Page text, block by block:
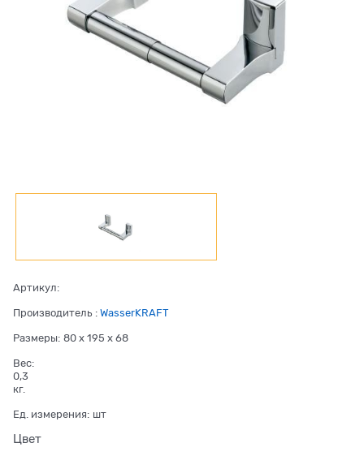
Артикул:
Производитель : WasserKRAFT
Размеры: 80 x 195 x 68
Вес:
0,3
кг.
Ед. измерения: шт
Цвет